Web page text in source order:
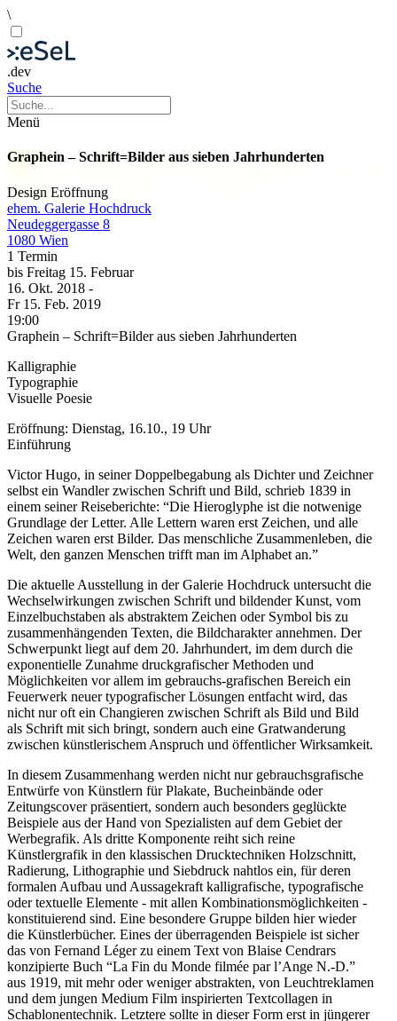
\
.dev
Suche
Menü
Graphein – Schrift=Bilder aus sieben Jahrhunderten
Design Eröffnung
ehem. Galerie Hochdruck
Neudeggergasse 8
1080 Wien
1 Termin
bis Freitag 15. Februar
16. Okt. 2018 -
Fr 15. Feb. 2019
19:00
Graphein – Schrift=Bilder aus sieben Jahrhunderten
Kalligraphie
Typographie
Visuelle Poesie
Eröffnung: Dienstag, 16.10., 19 Uhr
Einführung
Victor Hugo, in seiner Doppelbegabung als Dichter und Zeichner
selbst ein Wandler zwischen Schrift und Bild, schrieb 1839 in
einem seiner Reiseberichte: “Die Hieroglyphe ist die notwenige
Grundlage der Letter. Alle Lettern waren erst Zeichen, und alle
Zeichen waren erst Bilder. Das menschliche Zusammenleben, die
Welt, den ganzen Menschen trifft man im Alphabet an.”
Die aktuelle Ausstellung in der Galerie Hochdruck untersucht die
Wechselwirkungen zwischen Schrift und bildender Kunst, vom
Einzelbuchstaben als abstraktem Zeichen oder Symbol bis zu
zusammenhängenden Texten, die Bildcharakter annehmen. Der
Schwerpunkt liegt auf dem 20. Jahrhundert, im dem durch die
exponentielle Zunahme druckgrafischer Methoden und
Möglichkeiten vor allem im gebrauchs-grafischen Bereich ein
Feuerwerk neuer typografischer Lösungen entfacht wird, das
nicht nur oft ein Changieren zwischen Schrift als Bild und Bild
als Schrift mit sich bringt, sondern auch eine Gratwanderung
zwischen künstlerischem Anspruch und öffentlicher Wirksamkeit.
In diesem Zusammenhang werden nicht nur gebrauchsgrafische
Entwürfe von Künstlern für Plakate, Bucheinbände oder
Zeitungscover präsentiert, sondern auch besonders geglückte
Beispiele aus der Hand von Spezialisten auf dem Gebiet der
Werbegrafik. Als dritte Komponente reiht sich reine
Künstlergrafik in den klassischen Drucktechniken Holzschnitt,
Radierung, Lithographie und Siebdruck nahtlos ein, für deren
formalen Aufbau und Aussagekraft kalligrafische, typografische
oder textuelle Elemente - mit allen Kombinationsmöglichkeiten -
konstituierend sind. Eine besondere Gruppe bilden hier wieder
die Künstlerbücher. Eines der überragenden Beispiele ist sicher
das von Fernand Léger zu einem Text von Blaise Cendrars
konzipierte Buch “La Fin du Monde filmée par l’Ange N.-D.”
aus 1919, mit mehr oder weniger abstrakten, von Leuchtreklamen
und dem jungen Medium Film inspirierten Textcollagen in
Schablonentechnik. Letztere sollte in dieser Form erst in jüngerer